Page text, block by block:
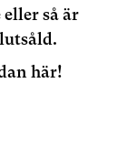
så är
här!